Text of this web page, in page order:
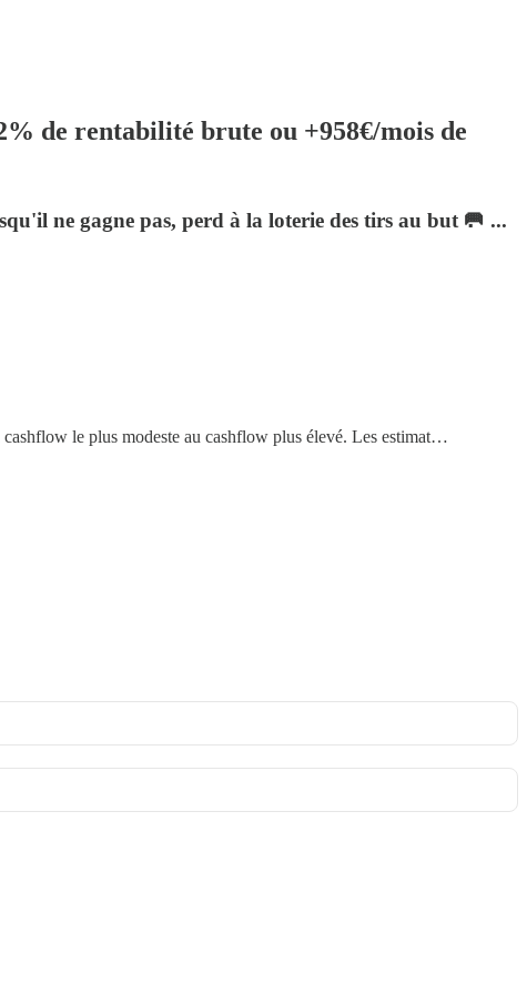
de rentabilité brute ou +958€/mois de
ne gagne pas, perd à la loterie des tirs au but 🥅 ...
le plus modeste au cashflow plus élevé. Les estimat…